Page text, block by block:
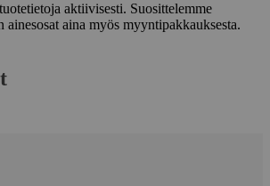
aktiivisesti. Suosittelemme
ainesosat aina myös myyntipakkauksesta.